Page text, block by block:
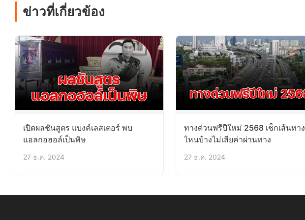
ข่าวที่เกี่ยวข้อง
เปิดผลชันสูตร แบงค์เลสเตอร์ พบ
แอลกอฮอล์เป็นพิษ
27 ธ.ค. 2024
ทางด่วนฟรีปีใหม่ 2568 เช็กเส้นทาง
ไหนบ้างไม่เสียค่าผ่านทาง
27 ธ.ค. 2024